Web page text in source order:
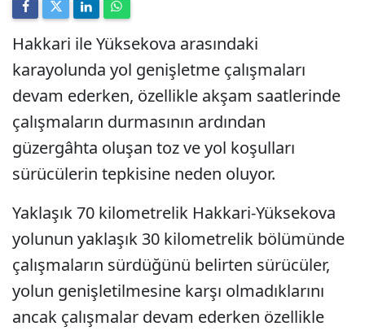
Hakkari ile Yüksekova arasındaki
karayolunda yol genişletme çalışmaları
devam ederken, özellikle akşam saatlerinde
çalışmaların durmasının ardından
güzergâhta oluşan toz ve yol koşulları
sürücülerin tepkisine neden oluyor.
Yaklaşık 70 kilometrelik Hakkari-Yüksekova
yolunun yaklaşık 30 kilometrelik bölümünde
çalışmaların sürdüğünü belirten sürücüler,
yolun genişletilmesine karşı olmadıklarını
ancak çalışmalar devam ederken özellikle